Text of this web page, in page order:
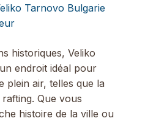
Tarnovo Bulgarie
historiques, Veliko
endroit idéal pour
plein air, telles que la
Que vous
histoire de la ville ou